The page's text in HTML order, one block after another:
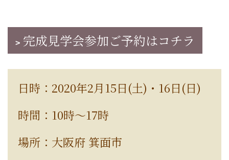
完成見学会参加ご予約はコチラ
日時：2020年2月15日(土)・16日(日)
時間：10時～17時
場所：大阪府 箕面市